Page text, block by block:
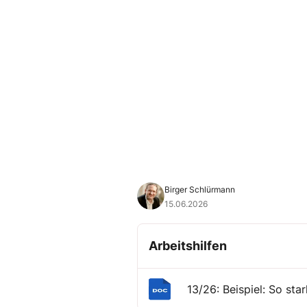
Birger Schlürmann
15.06.2026
Arbeitshilfen
13/26: Beispiel: So